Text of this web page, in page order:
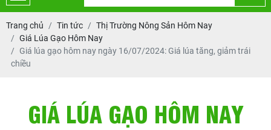
Trang chủ Tin tức
Thị Trường Nông Sản Hôm Nay
Giá Lúa Gạo Hôm Nay
Giá lúa gạo hôm nay ngày 16/07/2024: Giá lúa tăng, giảm trái
chiều
GIÁ LÚA GẠO HÔM NAY